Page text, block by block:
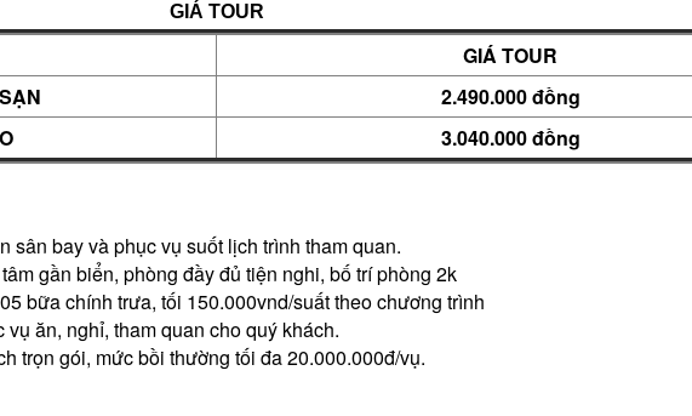
GIÁ TOUR
GIÁ TOUR
2.490.000 đồng
3.040.000 đồng
sân bay và phục vụ suốt lịch trình tham quan.
gần biển, phòng đầy đủ tiện nghi, bố trí phòng 2k
bữa chính trưa, tối 150.000vnd/suất theo chương trình
vụ ăn, nghỉ, tham quan cho quý khách.
trọn gói, mức bồi thường tối đa 20.000.000đ/vụ.